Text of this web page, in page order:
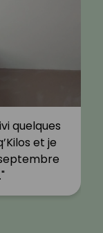
quelques
et je